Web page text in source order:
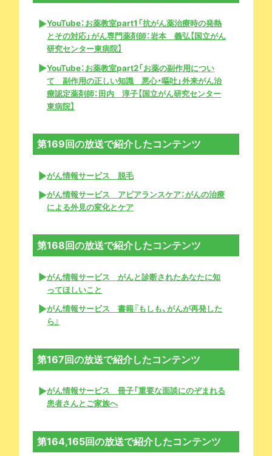
YouTube：お薬教室part1「抗がん薬治療時の発熱
とその対応」がん専門薬剤師：岩本 義弘【国立がん
研究センター東病院】
YouTube：お薬教室part2「お薬の副作用につい
て 副作用の正しい知識 悪心・嘔吐」外来がん治
療認定薬剤師：田内 淳子【国立がん研究センター
東病院】
第169回の放送で紹介したコンテンツ
がん情報サービス 脱毛
がん情報サービス アピアランスケア：がんの治療
による外見の変化とケア
第168回の放送で紹介したコンテンツ
がん情報サービス がんと診断されたあなたに知
ってほしいこと
がん情報サービス 書籍『もしも、がんが再発した
ら』
第167回の放送で紹介したコンテンツ
がん情報サービス 冊子「重要な面談にのぞまれる
患者さんとご家族へ
第164,165回の放送で紹介したコンテンツ